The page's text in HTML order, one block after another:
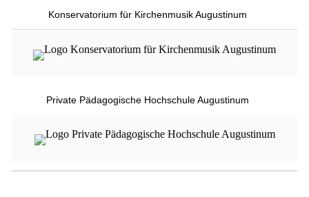
Konservatorium für Kirchenmusik Augustinum
Private Pädagogische Hochschule Augustinum